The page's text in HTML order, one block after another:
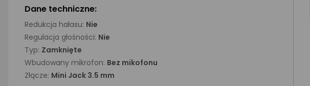
Dane techniczne:
Redukcja hałasu: Nie
Regulacja głośności: Nie
Typ: Zamknięte
Wbudowany mikrofon: Bez mikofonu
Złącze: Mini Jack 3.5 mm